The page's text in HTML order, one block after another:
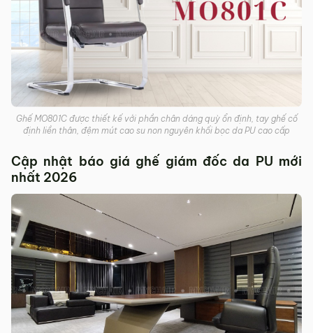
Ghế MO801C được thiết kế với phần chân dáng quỳ ổn định, tay ghế cố
định liền thân, đệm mút cao su non nguyên khối bọc da PU cao cấp
Cập nhật báo giá ghế giám đốc da PU mới
nhất 2026